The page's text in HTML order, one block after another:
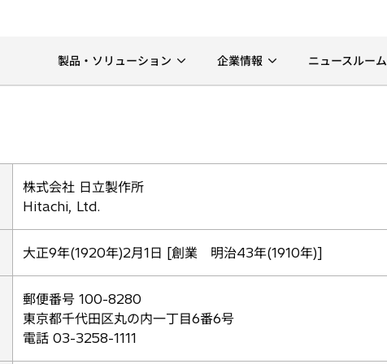
製品・ソリューション 企業情報 ニュースルーム
株式会社 日立製作所
Hitachi, Ltd.
大正9年(1920年)2月1日 [創業 明治43年(1910年)]
郵便番号 100-8280
東京都千代田区丸の内一丁目6番6号
電話 03-3258-1111